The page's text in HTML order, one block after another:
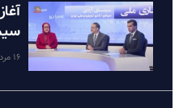
۱۶ مرداد ۱۴۰۵